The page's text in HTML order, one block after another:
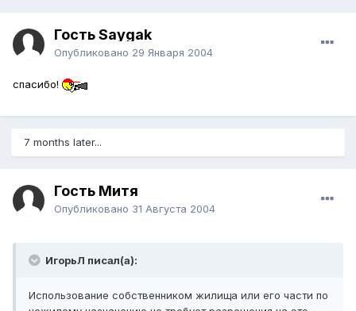
Гость Saygak
Опубликовано 29 Января 2004
спасибо!
7 months later...
Гость Митя
Опубликовано 31 Августа 2004
ИгорьЛ писал(а):
Использование собственником жилища или его части по